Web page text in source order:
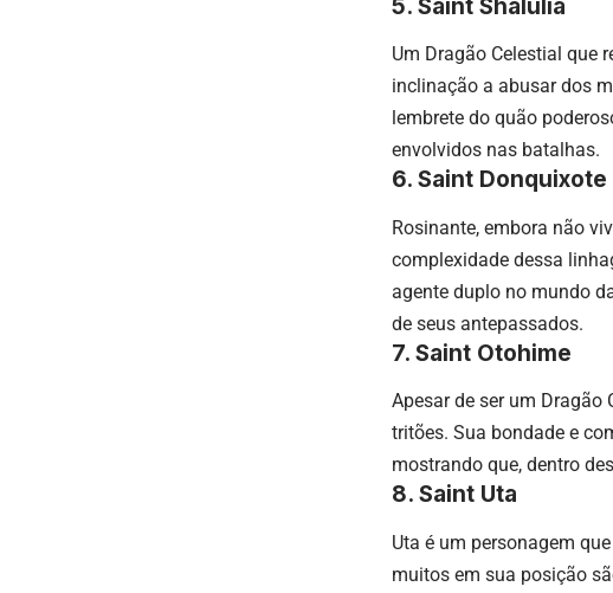
5. Saint Shalulia
Um Dragão Celestial que
inclinação a abusar dos
lembrete do quão
envolvidos nas batalhas.
6. Saint
Rosinante, embora não
complexidade dessa
agente duplo no mundo
de seus antepassados.
7. Saint Otohime
Apesar de ser um
tritões. Sua bondade e
mostrando que, dentro
8. Saint Uta
Uta é um personagem
muitos em sua posição